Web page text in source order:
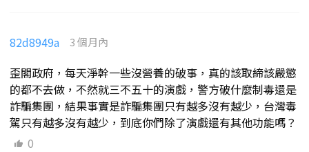
82d8949a 3 個月內
歪閣政府，每天淨幹一些沒營養的破事，真的該取締該嚴懲
的都不去做，不然就三不五十的演戲，警方破什麼制毒還是
詐騙集團，結果事實是詐騙集團只有越多沒有越少，台灣毒
駕只有越多沒有越少，到底你們除了演戲還有其他功能嗎？
0